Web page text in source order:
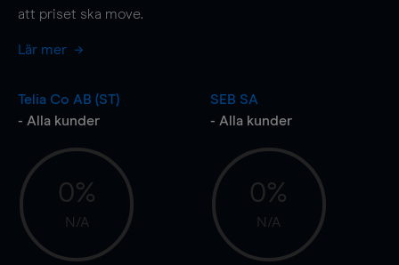
att priset ska move.
Lär mer
Telia Co AB (ST)
- Alla kunder
0%
N/A
SEB SA
- Alla kunder
0%
N/A